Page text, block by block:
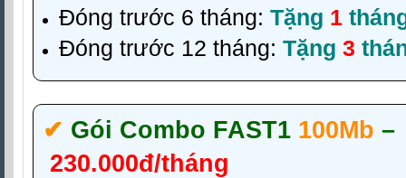
Đóng trước 6 tháng: Tặng 1
Đóng trước 12 tháng: Tặng 3
✔‎ Gói Combo FAST1 100Mb –
230.000đ/tháng